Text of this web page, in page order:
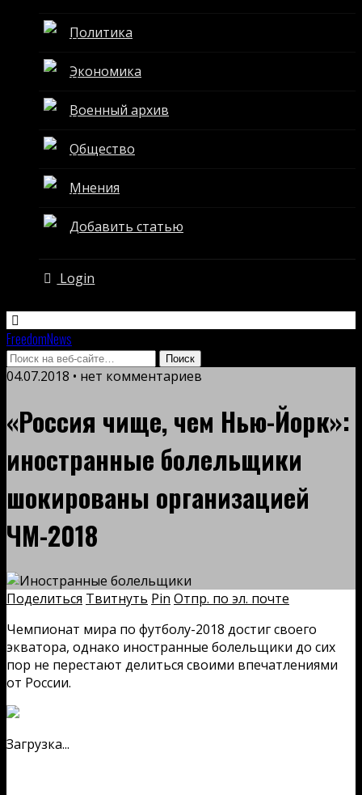
Политика
Экономика
Военный архив
Общество
Мнения
Добавить статью
Login
FreedomNews
04.07.2018 • нет комментариев
«Россия чище, чем Нью-Йорк»:
иностранные болельщики
шокированы организацией
ЧМ-2018
Поделиться Твитнуть Pin Отпр. по эл. почте
Чемпионат мира по футболу-2018 достиг своего
экватора, однако иностранные болельщики до сих
пор не перестают делиться своими впечатлениями
от России.
Загрузка...